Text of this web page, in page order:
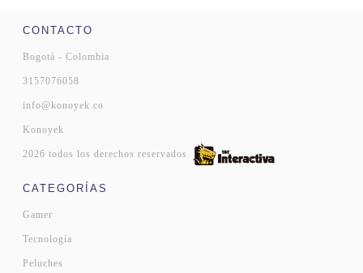
CONTACTO
Bogotá - Colombia
3157076058
info@konoyek.co
Konoyek
2026 todos los derechos reservados
CATEGORÍAS
Gamer
Tecnología
Peluches